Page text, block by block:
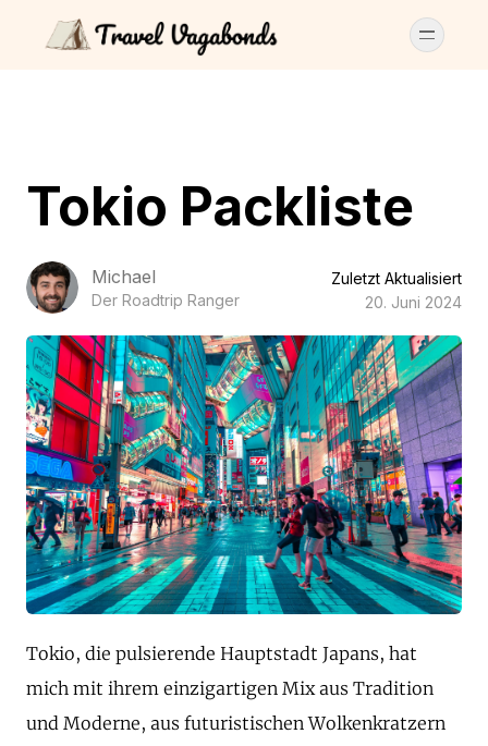
Tokio Packliste
Michael
Der Roadtrip Ranger
Zuletzt Aktualisiert
20. Juni 2024
Tokio, die pulsierende Hauptstadt Japans, hat
mich mit ihrem einzigartigen Mix aus Tradition
und Moderne, aus futuristischen Wolkenkratzern